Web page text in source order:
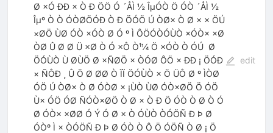
Ø ×Ó ÐÐ × Ò Ð ÖÖ Ó ´ÅÌ ½ ÎµÓÒ Ö ÓÒ ´ÅÌ ½
Îµº Ò Ò ÓÒØÖÓÐ Ò Ð ÖÓÖ Ú ÒØ× Ò Ø × × ÖÚ
×ØÖ ÙØ ÓÒ ×ÓÒ Ø Ó º Ì ÔÖÓÒÓÙÒ ×ÓÒ× ×Ø
ÒØ Û Ø Ø Ü ×Ø Ò Ó ×Ô Ò¹¼ Ö ×ÓÒ Ò ÓÚ ­ Ø
ÖÓÙÒ Ù ØÙÖ Ø ×ÑØÖ × ÒÓØ ÔÖ × ÐÐ ¡ ÖÓÐ
× ÑÔÐ ¸ Û Ö Ø ØØ Ò ÏÏ ÖÓÙÒ × Ö ÜÔ Ø º ÌÒØ
ÓÖ Ú ÒØ× Ò Ø ÓÒØ × ¡ÙÒ ÙØ ÓÒ×ØÖ Ö ÓÖ
Ù× ÓÖ ÓØ ÑÓÒ×ØÖ Ò Ø × Ò Ð Ö ÓÒ Ò Ø Ò Ó
Ø ÓÒ× ×ØØ Ó Ý Ó Ø × Ò ÓÙÒ ÒÓÖÑ Ð Þ Ø
ÓÒº Ì × ÒÓÖÑ Ð Þ Ø ÓÒ Ò Ô Ö ÓÖÑ Ò Ø ¡ Ö
edit